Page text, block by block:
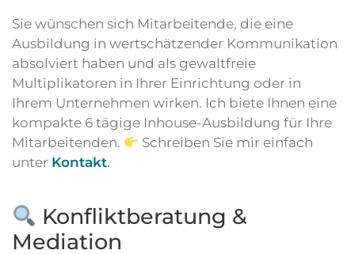
Sie wünschen sich Mitarbeitende, die eine
Ausbildung in wertschätzender Kommunikation
absolviert haben und als gewaltfreie
Multiplikatoren in Ihrer Einrichtung oder in
Ihrem Unternehmen wirken. Ich biete Ihnen eine
kompakte 6 tägige Inhouse-Ausbildung für Ihre
Mitarbeitenden.
Schreiben Sie mir einfach
unter Kontakt.
Konfliktberatung &
Mediation